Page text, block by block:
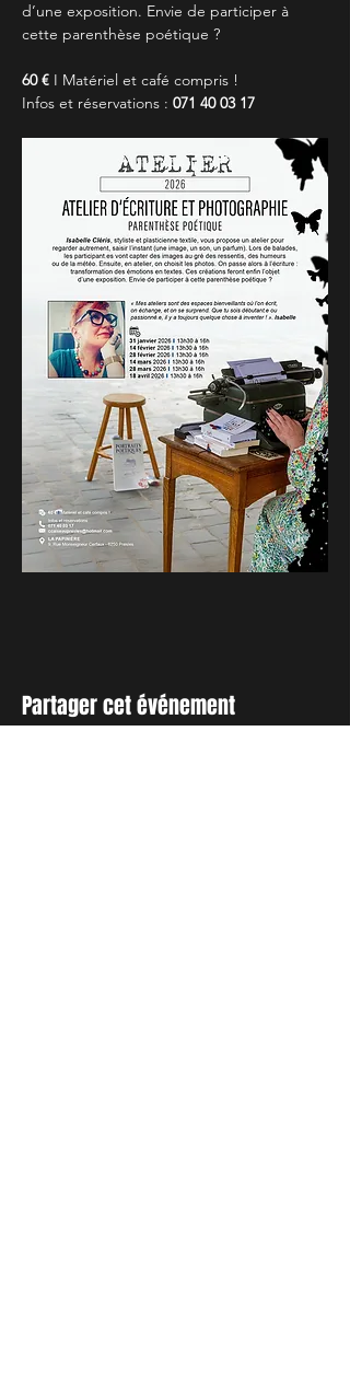
d’une exposition. Envie de participer à
cette parenthèse poétique ?
60 € I Matériel et café compris !
Infos et réservations : 071 40 03 17
Partager cet événement